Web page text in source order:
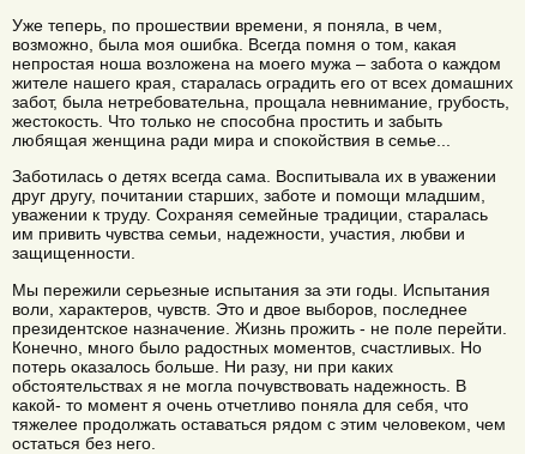
Уже теперь, по прошествии времени, я поняла, в чем,
возможно, была моя ошибка. Всегда помня о том, какая
непростая ноша возложена на моего мужа – забота о каждом
жителе нашего края, старалась оградить его от всех домашних
забот, была нетребовательна, прощала невнимание, грубость,
жестокость. Что только не способна простить и забыть
любящая женщина ради мира и спокойствия в семье...
Заботилась о детях всегда сама. Воспитывала их в уважении
друг другу, почитании старших, заботе и помощи младшим,
уважении к труду. Сохраняя семейные традиции, старалась
им привить чувства семьи, надежности, участия, любви и
защищенности.
Мы пережили серьезные испытания за эти годы. Испытания
воли, характеров, чувств. Это и двое выборов, последнее
президентское назначение. Жизнь прожить - не поле перейти.
Конечно, много было радостных моментов, счастливых. Но
потерь оказалось больше. Ни разу, ни при каких
обстоятельствах я не могла почувствовать надежность. В
какой- то момент я очень отчетливо поняла для себя, что
тяжелее продолжать оставаться рядом с этим человеком, чем
остаться без него.